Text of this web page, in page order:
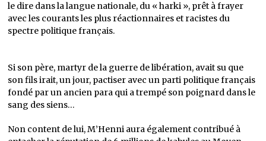
le dire dans la langue nationale, du « harki », prêt à frayer
avec les courants les plus réactionnaires et racistes du
spectre politique français.
Si son père, martyr de la guerre de libération, avait su que
son fils irait, un jour, pactiser avec un parti politique français
fondé par un ancien para qui a trempé son poignard dans le
sang des siens…
Non content de lui, M’Henni aura également contribué à